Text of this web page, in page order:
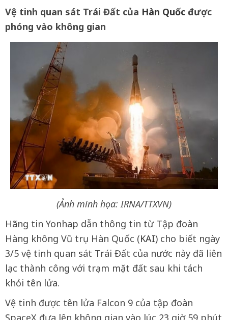
Vệ tinh quan sát Trái Đất của Hàn Quốc được
phóng vào không gian
(Ảnh minh họa: IRNA/TTXVN)
Hãng tin Yonhap dẫn thông tin từ Tập đoàn
Hàng không Vũ trụ Hàn Quốc (KAI) cho biết ngày
3/5 vệ tinh quan sát Trái Đất của nước này đã liên
lạc thành công với trạm mặt đất sau khi tách
khỏi tên lửa.
Vệ tinh được tên lửa Falcon 9 của tập đoàn
SpaceX đưa lên không gian vào lúc 23 giờ 59 phút